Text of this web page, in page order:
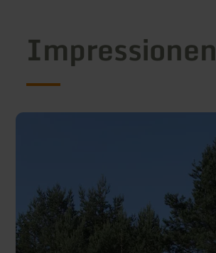
Impressionen